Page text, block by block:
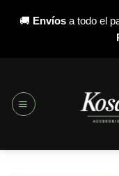
🚚 Envíos a todo el
contenido